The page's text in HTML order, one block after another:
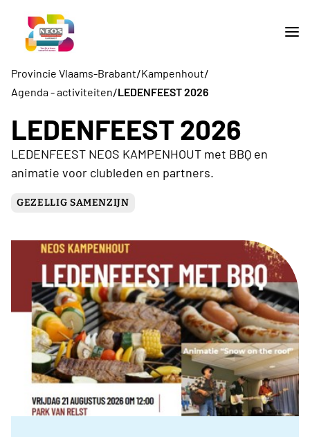
Provincie Vlaams-Brabant/Kampenhout/
Agenda - activiteiten/LEDENFEEST 2026
LEDENFEEST 2026
LEDENFEEST NEOS KAMPENHOUT met BBQ en
animatie voor clubleden en partners.
GEZELLIG SAMENZIJN